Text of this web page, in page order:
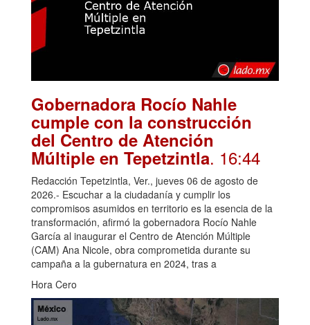
Gobernadora Rocío Nahle
cumple con la construcción
del Centro de Atención
Múltiple en Tepetzintla. 16:44
Redacción Tepetzintla, Ver., jueves 06 de agosto de
2026.- Escuchar a la ciudadanía y cumplir los
compromisos asumidos en territorio es la esencia de la
transformación, afirmó la gobernadora Rocío Nahle
García al inaugurar el Centro de Atención Múltiple
(CAM) Ana Nicole, obra comprometida durante su
campaña a la gubernatura en 2024, tras a
Hora Cero